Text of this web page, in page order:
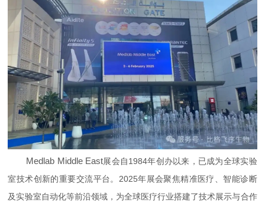
Medlab Middle East展会自1984年创办以来，已成为全球实验
室技术创新的重要交流平台。2025年展会聚焦精准医疗、智能诊断
及实验室自动化等前沿领域，为全球医疗行业搭建了技术展示与合作